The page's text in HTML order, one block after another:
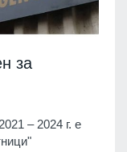
за
– 2024 г. е